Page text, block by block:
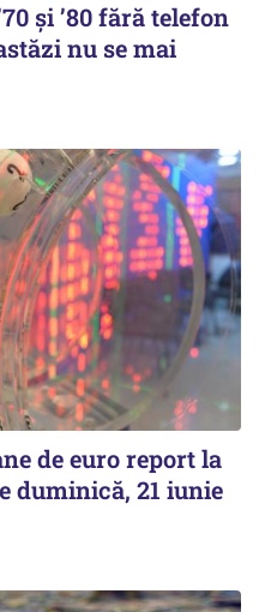
și ’80 fără telefon
nu se mai
de euro report la
duminică, 21 iunie